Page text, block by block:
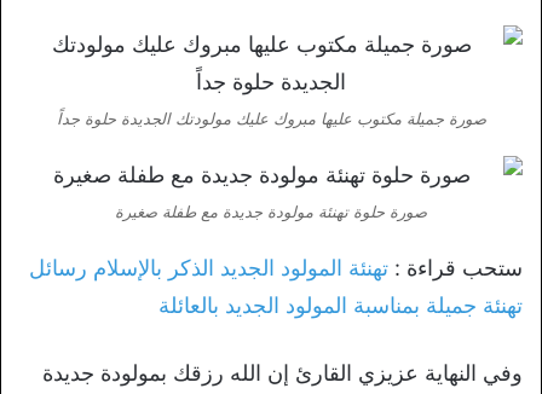
صورة جميلة مكتوب عليها مبروك عليك مولودتك الجديدة حلوة جداً
صورة حلوة تهنئة مولودة جديدة مع طفلة صغيرة
ستحب قراءة : تهنئة المولود الجديد الذكر بالإسلام رسائل
تهنئة جميلة بمناسبة المولود الجديد بالعائلة
وفي النهاية عزيزي القارئ إن الله رزقك بمولودة جديدة